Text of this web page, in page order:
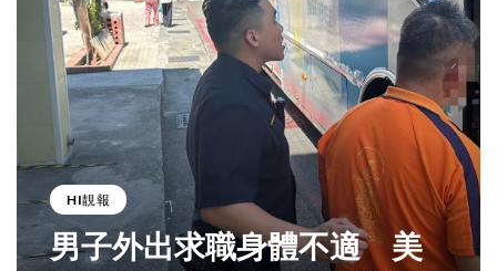
HI靚報
男子外出求職身體不適 美